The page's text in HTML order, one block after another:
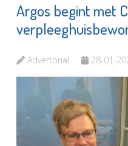
Argos begint met
Advertorial 28-01-